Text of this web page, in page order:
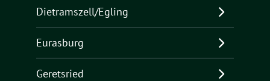
Dietramszell/Egling
Eurasburg
Geretsried